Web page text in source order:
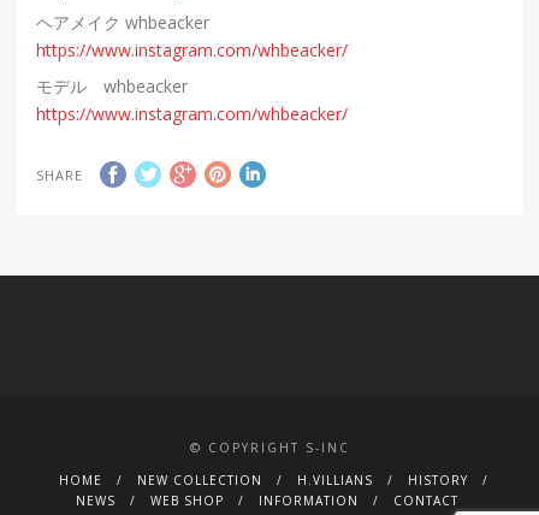
ヘアメイク whbeacker
https://www.instagram.com/whbeacker/
モデル whbeacker
https://www.instagram.com/whbeacker/
SHARE
© COPYRIGHT S-INC
HOME
NEW COLLECTION H.VILLIANS
HISTORY
NEWS
WEB SHOP INFORMATION CONTACT